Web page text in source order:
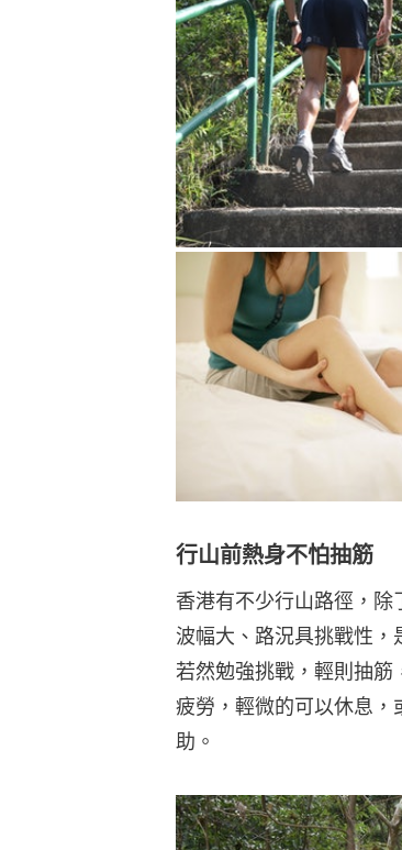
行山前熱身不怕抽筋
香港有不少行山路徑，
波幅大、路況具挑戰性，
若然勉強挑戰，輕則抽筋
疲勞，輕微的可以休息，
助。